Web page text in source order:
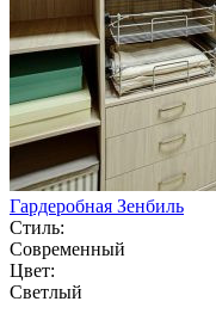
Гардеробная Зенбиль
Стиль:
Современный
Цвет:
Светлый